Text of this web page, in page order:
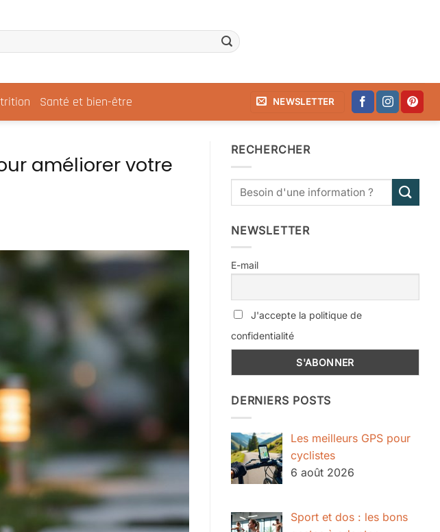
Santé et bien-être NEWSLETTER
améliorer votre
RECHERCHER
NEWSLETTER
E-mail
J'accepte la politique de
confidentialité
DERNIERS POSTS
Les meilleurs GPS pour
cyclistes
6 août 2026
Sport et dos : les bons